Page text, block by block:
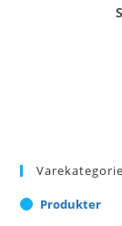
Produkter